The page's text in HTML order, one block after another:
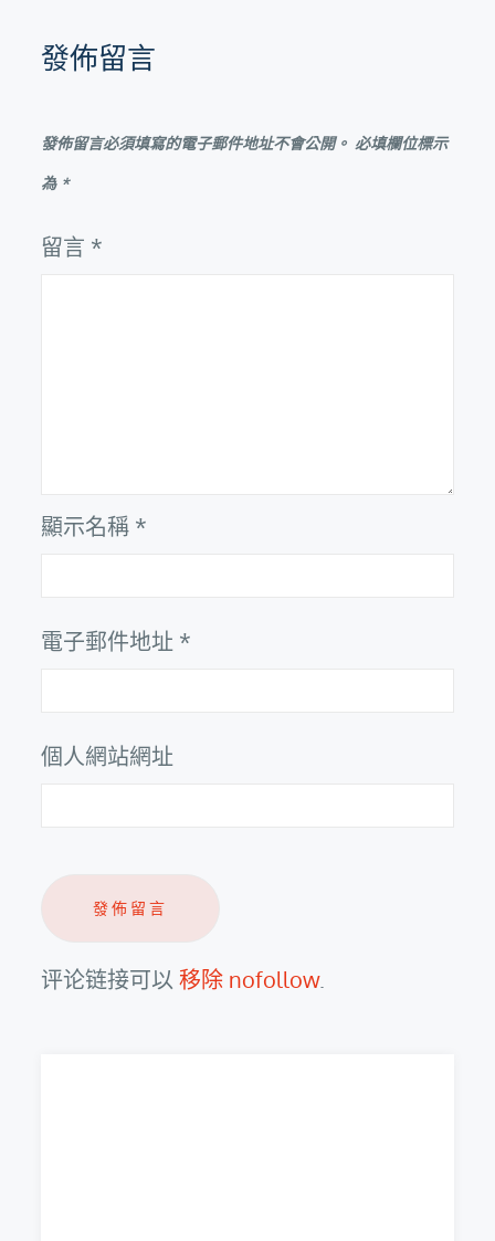
發佈留言
發佈留言必須填寫的電子郵件地址不會公開。 必填欄位標示
為 *
留言 *
顯示名稱 *
電子郵件地址 *
個人網站網址
评论链接可以移除 nofollow.